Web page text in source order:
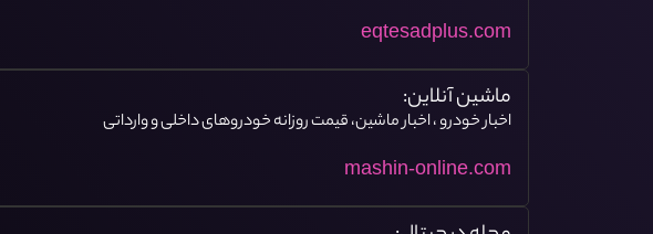
eqtesadplus.com
ماشین آنلاین:
اخبار خودرو ، اخبار ماشین، قیمت روزانه خودروهای داخلی و وارداتی
mashin-online.com